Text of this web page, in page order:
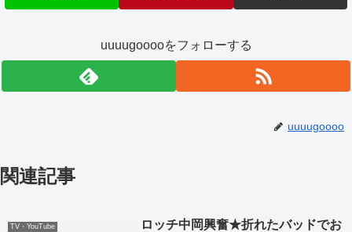
uuuugooooをフォローする
uuuugoooo
関連記事
TV・YouTube
ロッチ中岡興奮★折れたバッドでお